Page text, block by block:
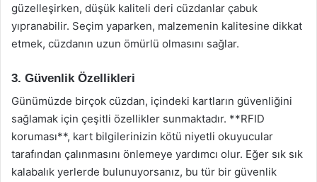
güzelleşirken, düşük kaliteli deri cüzdanlar çabuk
yıpranabilir. Seçim yaparken, malzemenin kalitesine dikkat
etmek, cüzdanın uzun ömürlü olmasını sağlar.
3. Güvenlik Özellikleri
Günümüzde birçok cüzdan, içindeki kartların güvenliğini
sağlamak için çeşitli özellikler sunmaktadır. **RFID
koruması**, kart bilgilerinizin kötü niyetli okuyucular
tarafından çalınmasını önlemeye yardımcı olur. Eğer sık sık
kalabalık yerlerde bulunuyorsanız, bu tür bir güvenlik